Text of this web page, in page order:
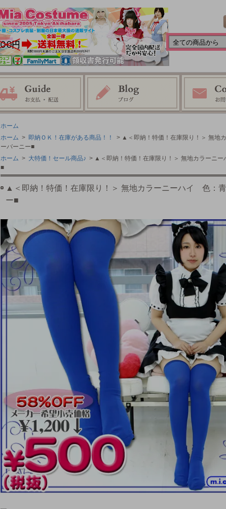
ホーム
ホーム > 即納ＯＫ！在庫がある商品！！
> ▲＜即納！特価！在庫限り！＞ 無
ーバーニー■
ホーム > 大特価！セール商品♪ > ▲＜即納！特価！在庫限り！＞ 無地カラーニ
■
▲＜即納！特価！在庫限り！＞ 無地カラーニーハイ 色：
ー■